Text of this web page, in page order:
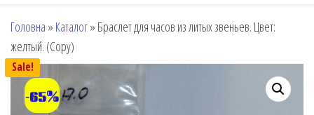
Головна » Каталог» Браслет для часов из литых звеньев. Цвет:
желтый. (Copy)
Sale!
-65%